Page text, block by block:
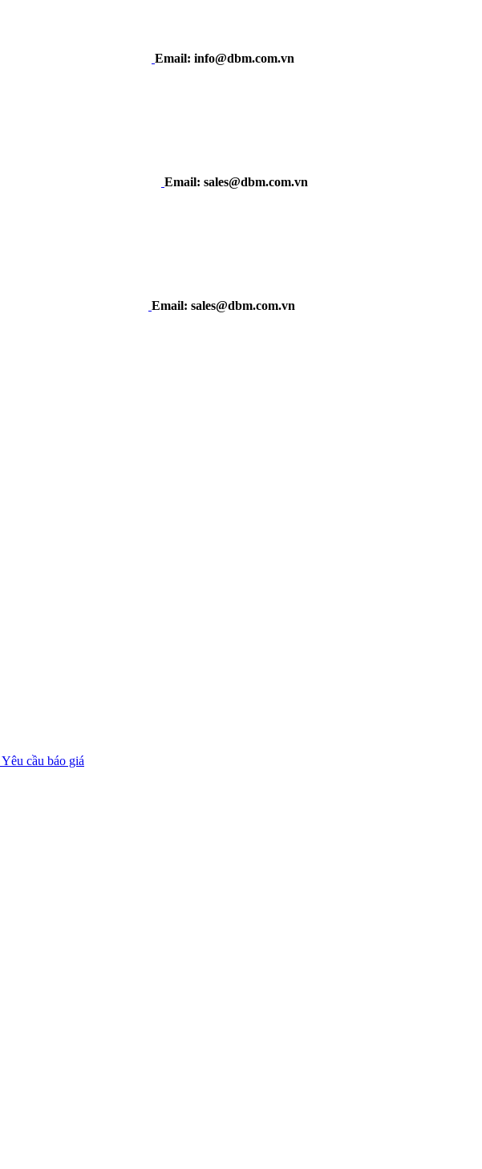
Email: info@dbm.com.vn
Email: sales@dbm.com.vn
Email: sales@dbm.com.vn
Yêu cầu báo giá